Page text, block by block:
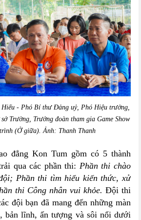
Hiếu - Phó Bí thư Đảng uỷ, Phó Hiệu trưởng,
Trường, Trưởng đoàn tham gia Game Show
(Ở giữa). Ảnh: Thanh Thanh
đẳng Kon Tum gồm có 5 thành
qua các phần thi: Phần thi chào
; Phần thi tìm hiểu kiến thức, xử
thi Công nhân vui khỏe. Đội thi
đội bạn đã mang đến những màn
bản lĩnh, ấn tượng và sôi nổi dưới